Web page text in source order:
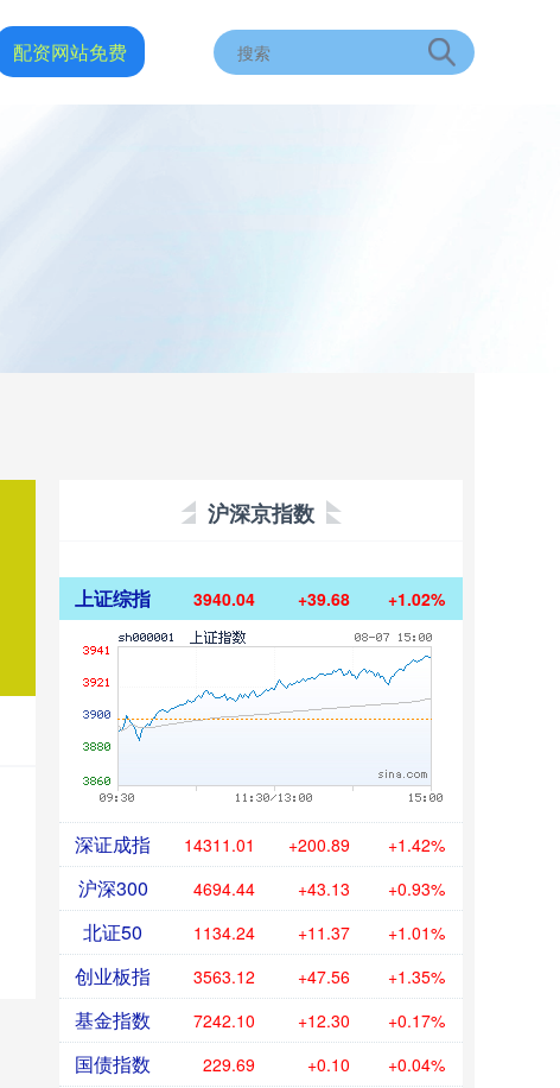
配资网站免费
沪深京指数
上证综指 3940.04 +39.68 +1.02%
深证成指 14311.01 +200.89 +1.42%
沪深300 4694.44 +43.13 +0.93%
北证50 1134.24 +11.37 +1.01%
创业板指 3563.12 +47.56 +1.35%
基金指数 7242.10 +12.30 +0.17%
国债指数 229.69 +0.10 +0.04%